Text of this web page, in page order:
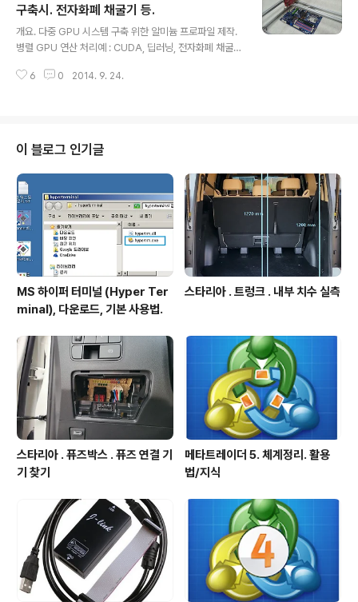
구축시. 전자화폐 채굴기 등.
개요. 다중 GPU 시스템 구축 위한 알미늄 프로파일 제작.
병렬 GPU 연산 처리예 : CUDA, 딥러닝, 전자화폐 채굴기
축 : http://igotit.tistory.com/21 ///7.
6 0 2014. 9. 24.
이 블로그 인기글
MS 하이퍼 터미널 (Hyper Ter
minal), 다운로드, 기본 사용법.
스타리아 . 트렁크 . 내부 치수 실측
스타리아 . 퓨즈박스 . 퓨즈 연결 기
기 찾기
메타트레이더 5. 체계정리. 활용
법/지식